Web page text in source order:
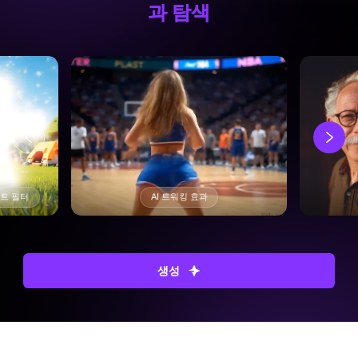
과 탐색
필터 AI 트워킹 효과
생성